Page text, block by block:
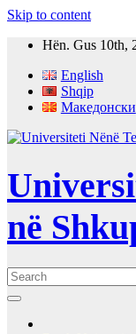
Skip to content
Hën. Gus 10th,
English
Shqip
Македонски
në